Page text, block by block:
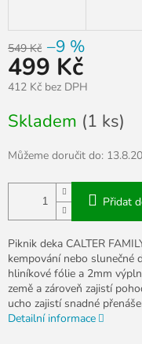
549 Kč –9 %
499 Kč
412 Kč bez DPH
cena:
Skladem (1 ks)
Můžeme doručit do:
Přidat
Piknik deka CALTER
kempování nebo slunečné
hliníkové fólie a 2mm
země a zároveň zajistí
ucho zajistí snadné
Detailní informace